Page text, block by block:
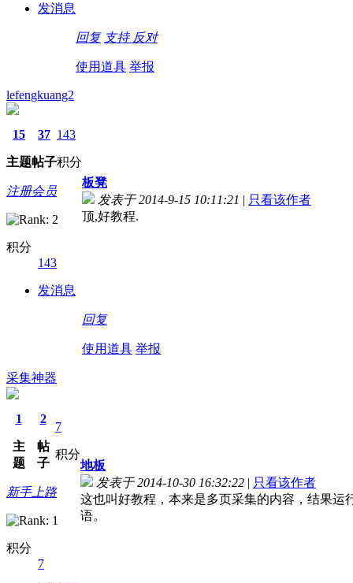
发消息
回复 支持 反对
使用道具 举报
lefengkuang2
15
主题
37
帖子
143
积分
注册会员
积分
143
发消息
板凳
发表于 2014-9-15 10:11:21 | 只看该作者
顶,好教程.
回复
使用道具 举报
采集神器
1
主
题
2
帖
子
7
积分
新手上路
积分
7
地板
发表于 2014-10-30 16:32:22 | 只看该作者
这也叫好教程，本来是多页采集的内容，结果
语。